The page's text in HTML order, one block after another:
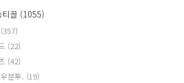
티끌 (1055)
(357)
(22)
(42)
분투. (19)